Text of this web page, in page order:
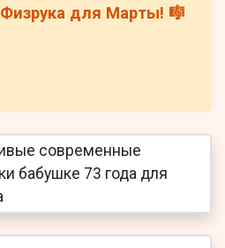
Физрука для Марты! 🎼